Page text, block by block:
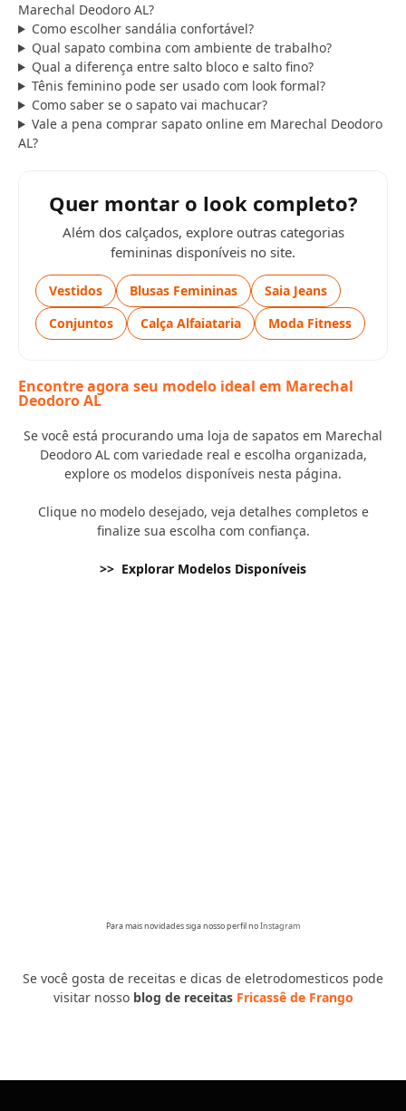
Marechal Deodoro AL?
Como escolher sandália confortável?
Qual sapato combina com ambiente de trabalho?
Qual a diferença entre salto bloco e salto fino?
Tênis feminino pode ser usado com look formal?
Como saber se o sapato vai machucar?
Vale a pena comprar sapato online em Marechal Deodoro
AL?
Quer montar o look completo?
Além dos calçados, explore outras categorias
femininas disponíveis no site.
Vestidos Blusas Femininas
Saia Jeans
Conjuntos
Calça Alfaiataria Moda Fitness
Encontre agora seu modelo ideal em Marechal
Deodoro AL
Se você está procurando uma loja de sapatos em Marechal
Deodoro AL com variedade real e escolha organizada,
explore os modelos disponíveis nesta página.
Clique no modelo desejado, veja detalhes completos e
finalize sua escolha com confiança.
>> Explorar Modelos Disponíveis
Para mais novidades siga nosso perfil noInstagram
Se você gosta de receitas e dicas de eletrodomesticos pode
visitar nosso blog de receitas Fricassê de Frango